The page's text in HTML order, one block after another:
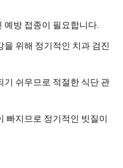
예방 접종이 필요합니다.
을 위해 정기적인 치과 검진
기 쉬우므로 적절한 식단 관
빠지므로 정기적인 빗질이